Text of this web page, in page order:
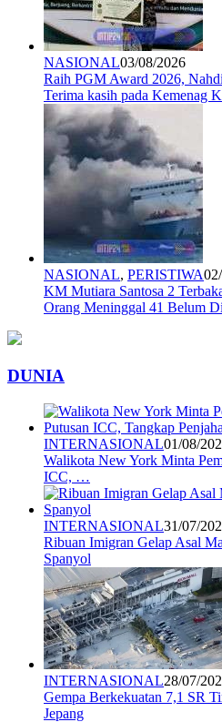
NASIONAL03/08/2026
Raih PGM Award 2026,
Terima kasih pada Kemenag
NASIONAL, PERISTIWA
KM Mutiara Santosa 2
Orang Meninggal 41 Belum
DUNIA
INTERNASIONAL01/08/
Walikota New York Minta
ICC, …
INTERNASIONAL31/07/
Ribuan Imigran Gelap Asal
Spanyol
INTERNASIONAL28/07/
Gempa Berkekuatan 7,1 SR
Jepang